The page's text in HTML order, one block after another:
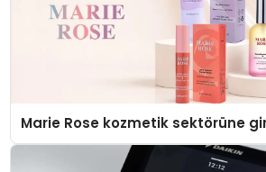
Marie Rose kozmetik sektörüne